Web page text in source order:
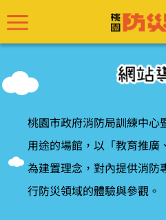
桃園市政府消防局訓練中心
用途的場館，以「教育推廣
為建置理念，對內提供消防
行防災領域的體驗與參觀。